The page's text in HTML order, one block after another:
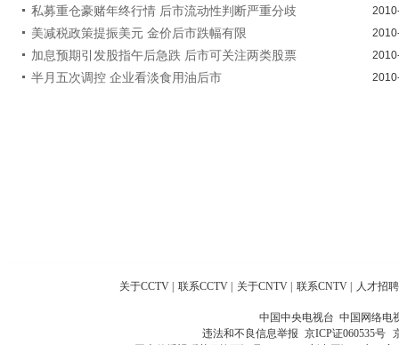
私募重仓豪赌年终行情 后市流动性判断严重分歧
美减税政策提振美元 金价后市跌幅有限
加息预期引发股指午后急跌 后市可关注两类股票
半月五次调控 企业看淡食用油后市
关于CCTV | 联系CCTV | 关于CNTV | 联系CNTV | 人才招聘
中国中央电视台 中国网络电
违法和不良信息举报 京ICP证060535号